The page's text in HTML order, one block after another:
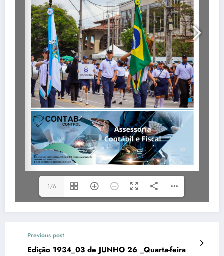
1/6
Previous post
Edição 1934_03 de JUNHO 26 _Quarta-feira